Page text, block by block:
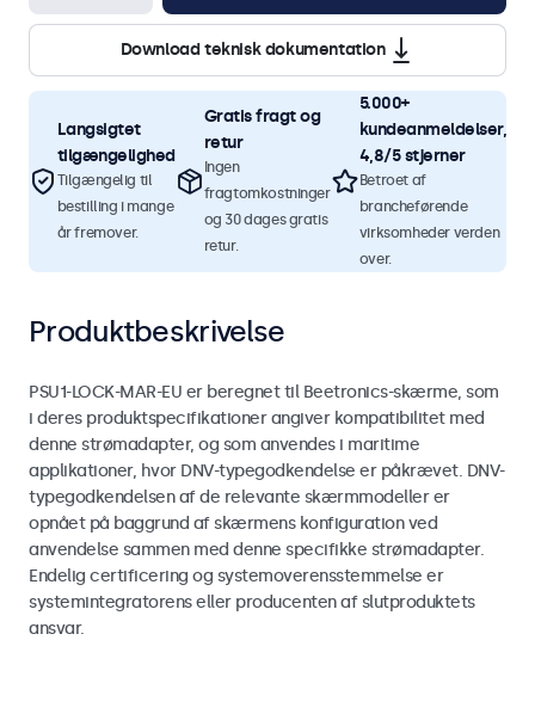
Download teknisk dokumentation
Langsigtet
tilgængelighed
Tilgængelig til
bestilling i mange
år fremover.
Gratis fragt og
retur
Ingen
fragtomkostninger
og 30 dages gratis
retur.
5.000+
kundeanmeldelser,
4,8/5 stjerner
Betroet af
brancheførende
virksomheder verden
over.
Produktbeskrivelse
PSU1-LOCK-MAR-EU er beregnet til Beetronics-skærme, som
i deres produktspecifikationer angiver kompatibilitet med
denne strømadapter, og som anvendes i maritime
applikationer, hvor DNV-typegodkendelse er påkrævet. DNV-
typegodkendelsen af de relevante skærmmodeller er
opnået på baggrund af skærmens konfiguration ved
anvendelse sammen med denne specifikke strømadapter.
Endelig certificering og systemoverensstemmelse er
systemintegratorens eller producenten af slutproduktets
ansvar.